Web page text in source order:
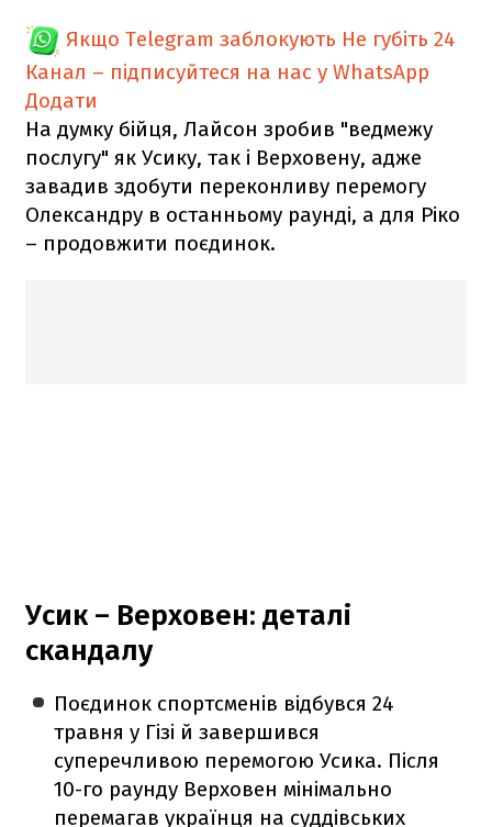
Якщо Telegram заблокують Не губіть 24
Канал – підписуйтеся на нас у WhatsApp
Додати
На думку бійця, Лайсон зробив "ведмежу
послугу" як Усику, так і Верховену, адже
завадив здобути переконливу перемогу
Олександру в останньому раунді, а для Ріко
– продовжити поєдинок.
Усик – Верховен: деталі
скандалу
Поєдинок спортсменів відбувся 24
травня у Гізі й завершився
суперечливою перемогою Усика. Після
10-го раунду Верховен мінімально
перемагав українця на суддівських